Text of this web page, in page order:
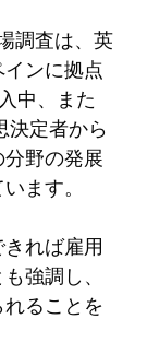
調査は、英
ンに拠点
中、また
決定者から
野の発展
ます。
れば雇用
強調し、
ることを